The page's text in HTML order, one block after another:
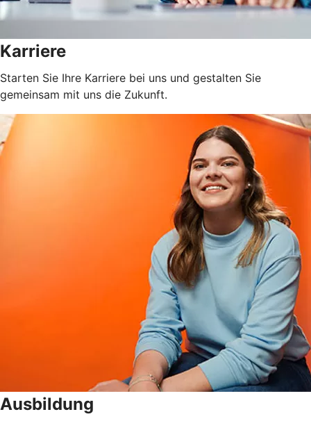
Karriere
Starten Sie Ihre Karriere bei uns und gestalten Sie
gemeinsam mit uns die Zukunft.
Ausbildung